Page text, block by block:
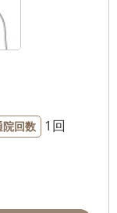
院回数 1回